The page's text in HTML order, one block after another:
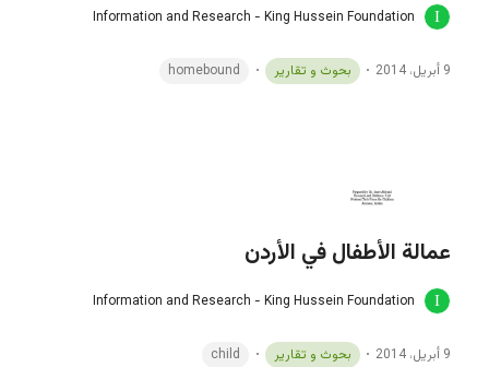
Information and Research - King Hussein Foundation
9 أبريل، 2014 بحوث و تقارير homebound
عمالة الأطفال في الأردن
Information and Research - King Hussein Foundation
9 أبريل، 2014 بحوث و تقارير child